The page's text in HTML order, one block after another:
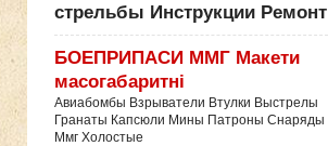
стрельбы Инструкции Ремонт
БОЕПРИПАСИ ММГ Макети
масогабаритні
Авиабомбы Взрыватели Втулки Выстрелы
Гранаты Капсюли Мины Патроны Снаряды
Ммг Холостые